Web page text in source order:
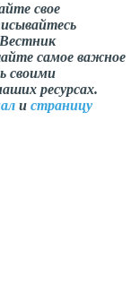
свое
самое важное
своими
ресурсах.
и страницу